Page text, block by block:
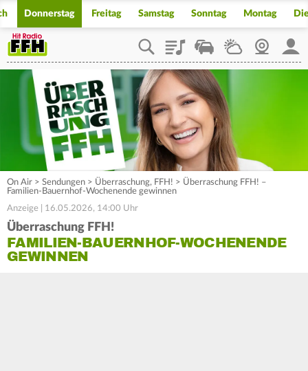
Donnerstag Freitag Samstag Sonntag Montag
PlaylistStaupilotWetterWebcam
On Air > Sendungen > Überraschung, FFH! > Überraschung FFH! –
Familien-Bauernhof-Wochenende gewinnen
Anzeige | 16.05.2026, 14:00 Uhr
Überraschung FFH!
FAMILIEN-BAUERNHOF-WOCHENENDE
GEWINNEN